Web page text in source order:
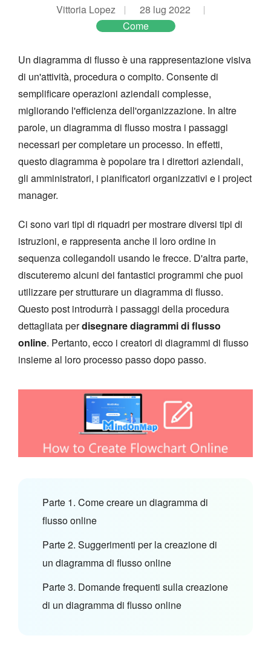
Vittoria Lopez
28 lug 2022
Come
Un diagramma di flusso è una rappresentazione visiva
di un'attività, procedura o compito. Consente di
semplificare operazioni aziendali complesse,
migliorando l'efficienza dell'organizzazione. In altre
parole, un diagramma di flusso mostra i passaggi
necessari per completare un processo. In effetti,
questo diagramma è popolare tra i direttori aziendali,
gli amministratori, i pianificatori organizzativi e i project
manager.
Ci sono vari tipi di riquadri per mostrare diversi tipi di
istruzioni, e rappresenta anche il loro ordine in
sequenza collegandoli usando le frecce. D'altra parte,
discuteremo alcuni dei fantastici programmi che puoi
utilizzare per strutturare un diagramma di flusso.
Questo post introdurrà i passaggi della procedura
dettagliata perdisegnare diagrammi di flusso
online. Pertanto, ecco i creatori di diagrammi di flusso
insieme al loro processo passo dopo passo.
Parte 1. Come creare un diagramma di
flusso online
Parte 2. Suggerimenti per la creazione di
un diagramma di flusso online
Parte 3. Domande frequenti sulla creazione
di un diagramma di flusso online